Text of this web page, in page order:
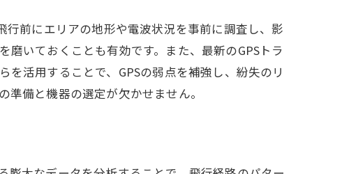
行前にエリアの地形や電波状況を事前に調査し、影
いておくことも有効です。また、最新のGPSトラ
活用することで、GPSの弱点を補強し、紛失のリ
備と機器の選定が欠かせません。